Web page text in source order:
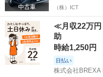
（株）ICT
≪月収22万円
助
時給1,250円
日払い
株式会社BREXA